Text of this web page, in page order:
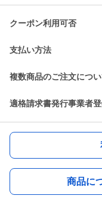
クーポン利用可否
支払い方法
複数商品のご注文につ
適格請求書発行事業者
商品に